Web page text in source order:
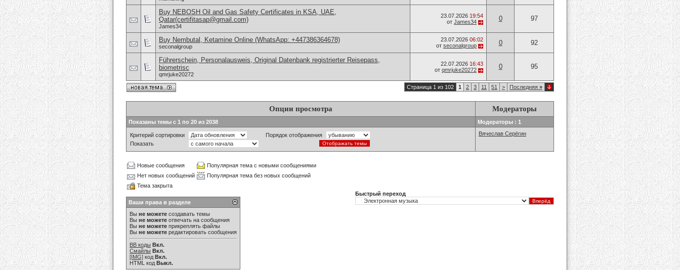
Buy NEBOSH Oil and Gas Safety Certificates in KSA, UAE,
Qatar(certifitasap@gmail.com)
James34
23.07.2026 19:54
от James34 0 97
Buy Nembutal, Ketamine Online (WhatsApp: +447386364678)
seconalgroup
23.07.2026 06:02
от seconalgroup 0 92
Führerschein, Personalausweis, Original Datenbank registrierter Reisepass,
biometrisc
qmrjuke20272
22.07.2026 16:43
от qmrjuke20272 0 95
Страница 1 из 102 1 2 3 11 51 > Последняя »
Опции просмотра Модераторы
Показаны темы с 1 по 20 из 2038 Модераторы : 1
Критерий сортировки
Порядок отображения
Показать
Вячеслав Серёгин
Новые сообщения
Популярная тема с новыми сообщениями
Нет новых сообщений
Популярная тема без новых сообщений
Тема закрыта
Ваши права в разделе
Вы не можете создавать темы
Вы не можете отвечать на сообщения
Вы не можете прикреплять файлы
Вы не можете редактировать сообщения
BB коды Вкл.
Смайлы Вкл.
[IMG] код Вкл.
HTML код Выкл.
Быстрый переход